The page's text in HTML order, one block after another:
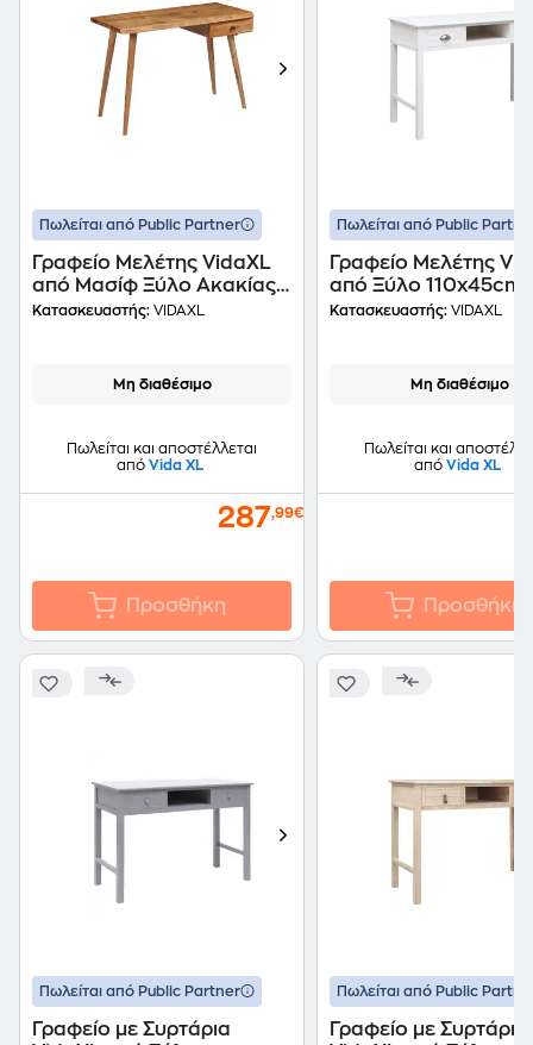
Πωλείται από Public Partner
Γραφείο Μελέτης VidaXL
από Μασίφ Ξύλο Ακακίας
110x50cm - Φυσικό
Κατασκευαστής: VIDAXL
Μη διαθέσιμο
Πωλείται και αποστέλλεται
από Vida XL
287,99€
Προσθήκη
Πωλείται από Public
Γραφείο Μελέτης
από Ξύλο 110x45cm
Λευκό
Κατασκευαστής: VIDAXL
Μη διαθέσιμο
Πωλείται και
από Vida XL
Προσθήκη
Πωλείται από Public Partner
Γραφείο με Συρτάρια
Πωλείται από Public
Γραφείο με Συρτάρια